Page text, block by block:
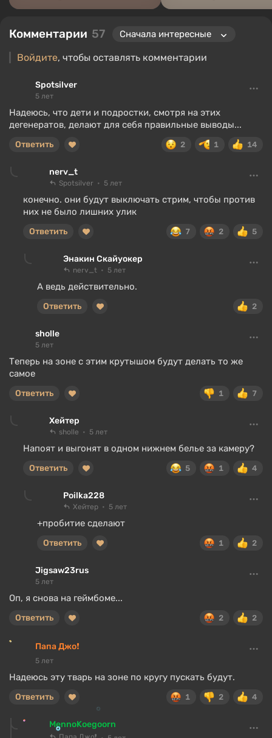
Комментарии 57
Войдите, чтобы оставлять комментарии
Spotsilver
5 лет
Надеюсь, что дети и подростки, смотря на этих
дегенератов, делают для себя правильные выводы...
2 1 14
Ответить
nerv_t
Spotsilver 5 лет
конечно. они будут выключать стрим, чтобы против
них не было лишних улик
7 2 5
Ответить
Энакин Скайуокер
nerv_t 5 лет
А ведь действительно.
2
Ответить
sholle
5 лет
Теперь на зоне с этим крутышом будут делать то же
самое
1 7
Ответить
Хейтер
sholle 5 лет
Напоят и выгонят в одном нижнем белье за камеру?
5 1 4
Ответить
Poilka228
Хейтер 5 лет
+пробитие сделают
1 2
Ответить
Jigsaw23rus
5 лет
Оп, я снова на геймбоме...
2 2
Ответить
Папа Джо❗
5 лет
Надеюсь эту тварь на зоне по кругу пускать будут.
1 2 4
Ответить
MennoKoegoorn